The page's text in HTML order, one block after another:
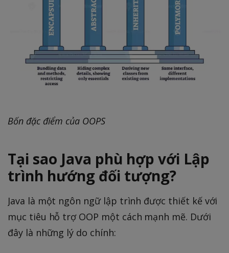
Bốn đặc điểm của OOPS
Tại sao Java phù hợp với Lập
trình hướng đối tượng?
Java là một ngôn ngữ lập trình được thiết kế với
mục tiêu hỗ trợ OOP một cách mạnh mẽ. Dưới
đây là những lý do chính: